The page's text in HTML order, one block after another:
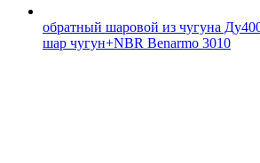
обратный шаровой из чугуна
шар чугун+NBR Benarmo 3010